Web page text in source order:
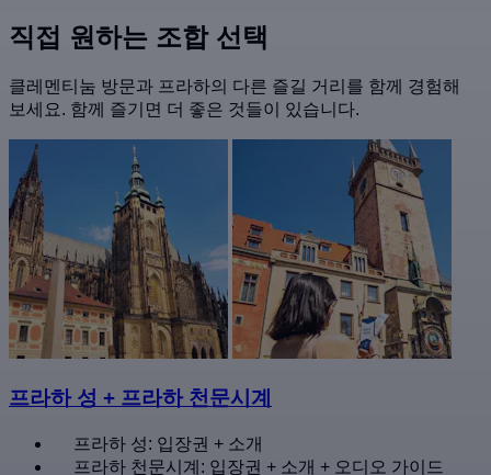
직접 원하는 조합 선택
클레멘티눔 방문과 프라하의 다른 즐길 거리를 함께 경험해
보세요. 함께 즐기면 더 좋은 것들이 있습니다.
프라하 성 + 프라하 천문시계
프라하 성: 입장권 + 소개
프라하 천문시계: 입장권 + 소개 + 오디오 가이드